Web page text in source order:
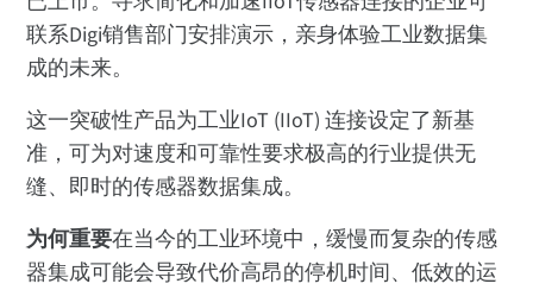
联系Digi销售部门安排演示，亲身体验工业数据集
成的未来。
这一突破性产品为工业IoT (IIoT) 连接设定了新基
准，可为对速度和可靠性要求极高的行业提供无
缝、即时的传感器数据集成。
为何重要在当今的工业环境中，缓慢而复杂的传感
器集成可能会导致代价高昂的停机时间、低效的运